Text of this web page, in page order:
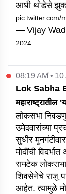
आधी थोडेसे
pic.twitter.com/
— Vijay
2024
08:19 AM •
Lok Sabha
महाराष्ट्रातील
लोकसभा
उमेदवारांच्या
सुधीर
मोदींची
रामटेक
शिवसेनेचे राजू
आहेत. त्यामुळे